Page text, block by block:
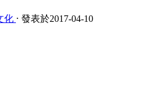
化 ⋅ 發表於2017-04-10